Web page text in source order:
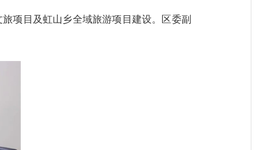
项目及虹山乡全域旅游项目建设。区委副